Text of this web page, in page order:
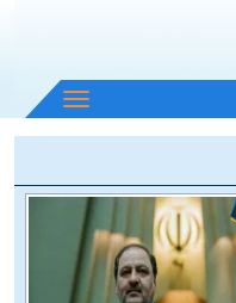
باز
و
منو